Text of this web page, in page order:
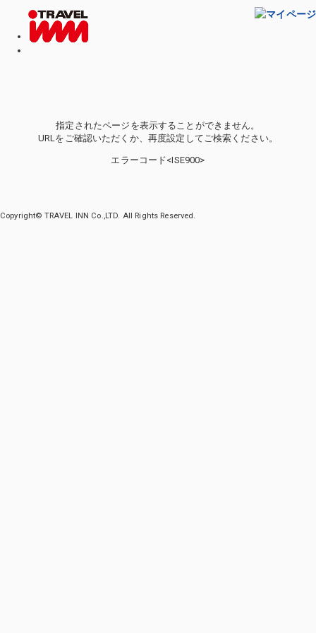
指定されたページを表示することができません。
URLをご確認いただくか、再度設定してご検索ください。
エラーコード<ISE900>
Copyright© TRAVEL INN Co.,LTD. All Rights Reserved.